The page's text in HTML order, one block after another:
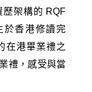
架構的 RQF
於香港修讀完
在港畢業禮之
禮，感受與當